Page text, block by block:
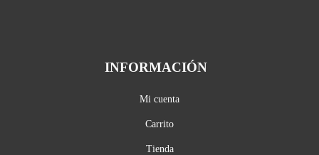
INFORMACIÓN
Mi cuenta
Carrito
Tienda